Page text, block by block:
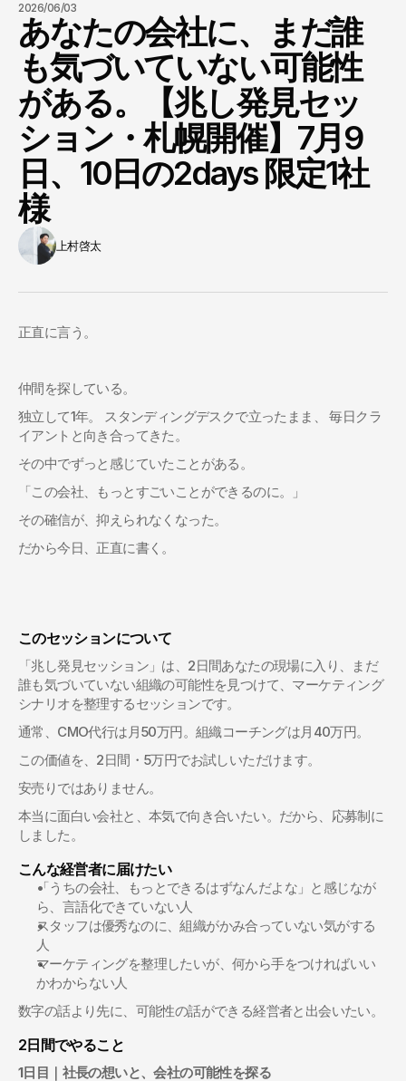
2026/06/03
あなたの会社に、まだ誰
も気づいていない可能性
がある。【兆し発見セッ
ション・札幌開催】7月9
日、10日の2days 限定1社
様
上村啓太
正直に言う。
仲間を探している。
独立して1年。 スタンディングデスクで立ったまま、 毎日クラ
イアントと向き合ってきた。
その中でずっと感じていたことがある。
「この会社、もっとすごいことができるのに。」
その確信が、抑えられなくなった。
だから今日、正直に書く。
このセッションについて
「兆し発見セッション」は、2日間あなたの現場に入り、まだ
誰も気づいていない組織の可能性を見つけて、マーケティング
シナリオを整理するセッションです。
通常、CMO代行は月50万円。組織コーチングは月40万円。
この価値を、2日間・5万円でお試しいただけます。
安売りではありません。
本当に面白い会社と、本気で向き合いたい。だから、応募制に
しました。
こんな経営者に届けたい
「うちの会社、もっとできるはずなんだよな」と感じなが
ら、言語化できていない人
スタッフは優秀なのに、組織がかみ合っていない気がする
人
マーケティングを整理したいが、何から手をつければいい
かわからない人
数字の話より先に、可能性の話ができる経営者と出会いたい。
2日間でやること
1日目｜社長の想いと、会社の可能性を探る